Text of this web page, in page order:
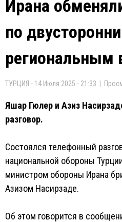
Ирана
по
региональным
ТУРЦИЯ - 14 Июля 2025 - 21:33 |
Яшар Гюлер и Азиз
разговор.
Состоялся телефонный
национальной обороны
министром обороны Ирана
Азизом Насирзаде.
Об этом говорится в